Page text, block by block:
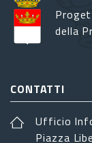
della
CONTATTI
Ufficio
Piazza